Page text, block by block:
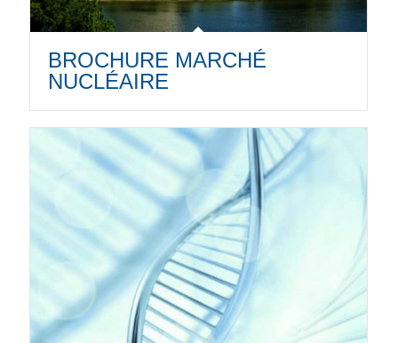
BROCHURE MARCHÉ
NUCLÉAIRE